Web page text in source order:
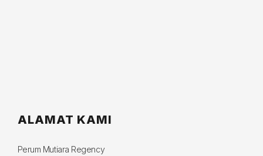
ALAMAT KAMI
Perum Mutiara Regency